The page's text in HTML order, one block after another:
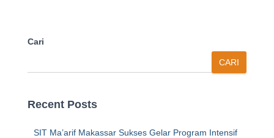
Cari
CARI
Recent Posts
SIT Ma’arif Makassar Sukses Gelar Program Intensif